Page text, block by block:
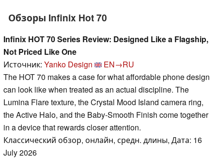
Обзоры Infinix Hot 70
Infinix HOT 70 Series Review: Designed Like a Flagship,
Not Priced Like One
Источник: Yanko Design
EN→RU
The HOT 70 makes a case for what affordable phone design
can look like when treated as an actual discipline. The
Lumina Flare texture, the Crystal Mood Island camera ring,
the Active Halo, and the Baby-Smooth Finish come together
in a device that rewards closer attention.
Классический обзор, онлайн, средн. длины, Дата: 16
July 2026